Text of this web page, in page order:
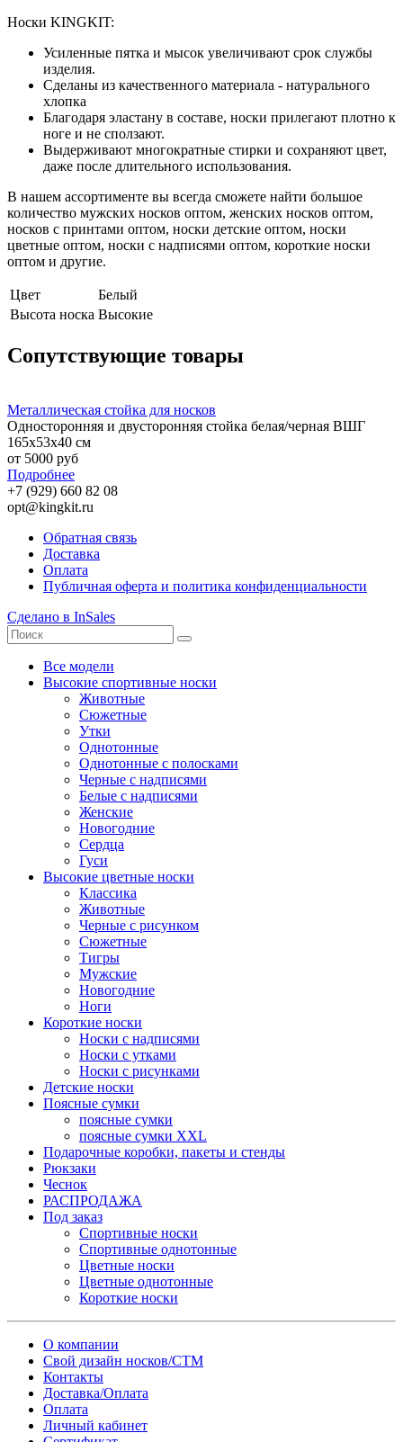
Носки KINGKIT:
Усиленные пятка и мысок увеличивают срок службы
изделия.
Сделаны из качественного материала - натурального
хлопка
Благодаря эластану в составе, носки прилегают плотно к
ноге и не сползают.
Выдерживают многократные стирки и сохраняют цвет,
даже после длительного использования.
В нашем ассортименте вы всегда сможете найти большое
количество мужских носков оптом, женских носков оптом,
носков с принтами оптом, носки детские оптом, носки
цветные оптом, носки с надписями оптом, короткие носки
оптом и другие.
Цвет
Белый
Высота носка Высокие
Сопутствующие товары
Металлическая стойка для носков
Односторонняя и двусторонняя стойка белая/черная ВШГ
165х53х40 см
от 5000 руб
Подробнее
+7 (929) 660 82 08
opt@kingkit.ru
Обратная связь
Доставка
Оплата
Публичная оферта и политика конфиденциальности
Сделано в InSales
Все модели
Высокие спортивные носки
Животные
Сюжетные
Утки
Однотонные
Однотонные с полосками
Черные с надписями
Белые с надписями
Женские
Новогодние
Сердца
Гуси
Высокие цветные носки
Классика
Животные
Черные с рисунком
Сюжетные
Тигры
Мужские
Новогодние
Ноги
Короткие носки
Носки с надписями
Носки с утками
Носки с рисунками
Детские носки
Поясные сумки
поясные сумки
поясные сумки XXL
Подарочные коробки, пакеты и стенды
Рюкзаки
Чеснок
РАСПРОДАЖА
Под заказ
Спортивные носки
Спортивные однотонные
Цветные носки
Цветные однотонные
Короткие носки
О компании
Свой дизайн носков/СТМ
Контакты
Доставка/Оплата
Оплата
Личный кабинет